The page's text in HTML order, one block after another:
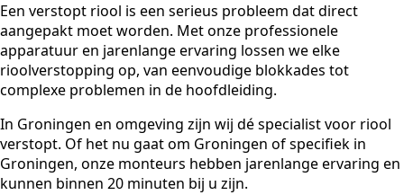
Een verstopt riool is een serieus probleem dat direct
aangepakt moet worden. Met onze professionele
apparatuur en jarenlange ervaring lossen we elke
rioolverstopping op, van eenvoudige blokkades tot
complexe problemen in de hoofdleiding.
In Groningen en omgeving zijn wij dé specialist voor riool
verstopt. Of het nu gaat om Groningen of specifiek in
Groningen, onze monteurs hebben jarenlange ervaring en
kunnen binnen 20 minuten bij u zijn.